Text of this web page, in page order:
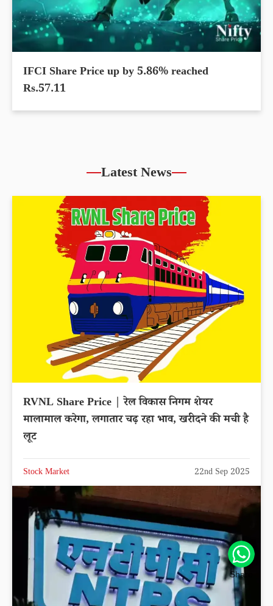
IFCI Share Price up by 5.86% reached
Rs.57.11
Latest News
RVNL Share Price | रेल विकास निगम शेयर
मालामाल करेगा, लगातार चढ़ रहा भाव, खरीदने की मची है
लूट
Stock Market 22nd Sep 2025
Share